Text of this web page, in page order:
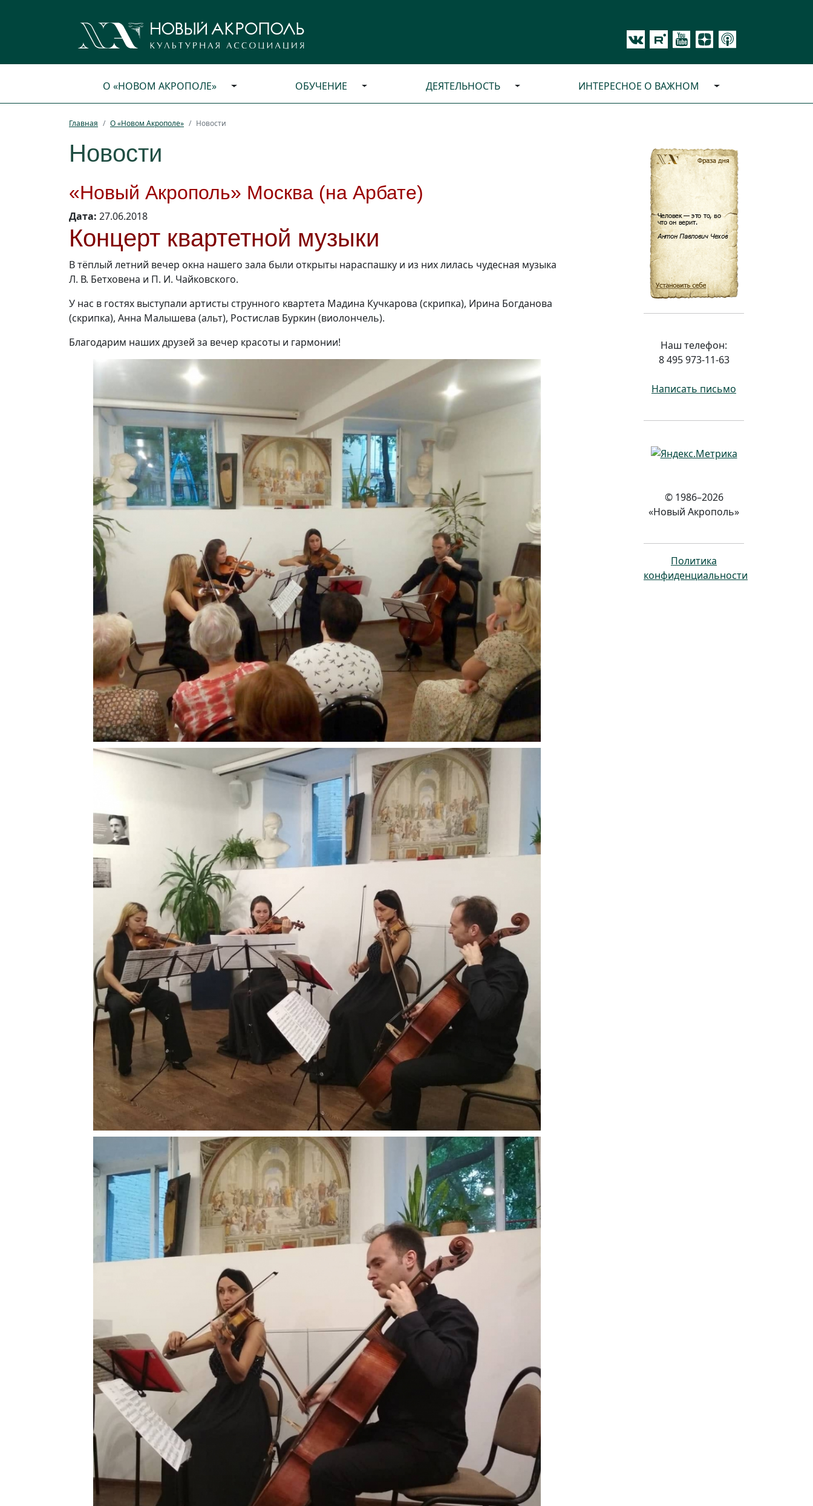
О «НОВОМ АКРОПОЛЕ» ОБУЧЕНИЕ ДЕЯТЕЛЬНОСТЬ ИНТЕРЕСНОЕ О ВАЖНОМ
Главная О «Новом Акрополе» Новости
Новости
«Новый Акрополь» Москва (на Арбате)
Дата: 27.06.2018
Концерт квартетной музыки
В тёплый летний вечер окна нашего зала были открыты нараспашку и из них лилась чудесная музыка
Л. В. Бетховена и П. И. Чайковского.
У нас в гостях выступали артисты струнного квартета Мадина Кучкарова (скрипка), Ирина Богданова
(скрипка), Анна Малышева (альт), Ростислав Буркин (виолончель).
Благодарим наших друзей за вечер красоты и гармонии!
Наш телефон:
8 495 973-11-63
Написать письмо
© 1986–2026
«Новый Акрополь»
Политика
конфиденциальности